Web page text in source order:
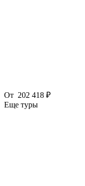
От 202 418 ₽
Еще туры